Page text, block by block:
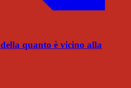
quanto è vicino alla